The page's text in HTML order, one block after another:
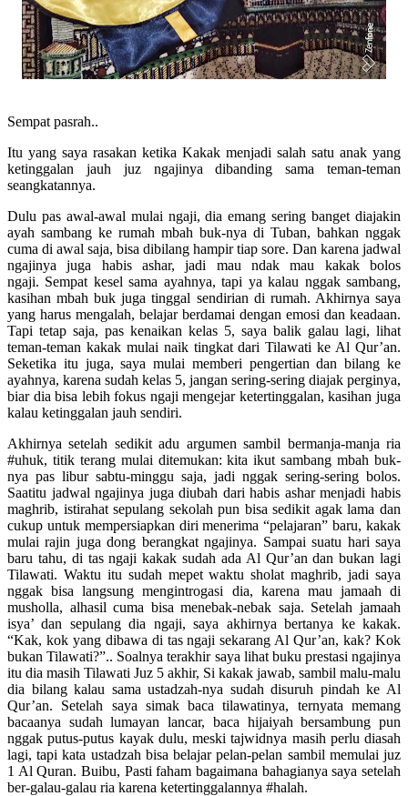
Sempat pasrah..
Itu yang saya rasakan ketika Kakak menjadi salah satu anak yang
ketinggalan jauh juz ngajinya dibanding sama teman-teman
seangkatannya.
Dulu pas awal-awal mulai ngaji, dia emang sering banget diajakin
ayah sambang ke rumah mbah buk-nya di Tuban, bahkan nggak
cuma di awal saja, bisa dibilang hampir tiap sore. Dan karena jadwal
ngajinya juga habis ashar, jadi mau ndak mau kakak bolos
ngaji. Sempat kesel sama ayahnya, tapi ya kalau nggak sambang,
kasihan mbah buk juga tinggal sendirian di rumah. Akhirnya saya
yang harus mengalah, belajar berdamai dengan emosi dan keadaan.
Tapi tetap saja, pas kenaikan kelas 5, saya balik galau lagi, lihat
teman-teman kakak mulai naik tingkat dari Tilawati ke Al Qur’an.
Seketika itu juga, saya mulai memberi pengertian dan bilang ke
ayahnya, karena sudah kelas 5, jangan sering-sering diajak perginya,
biar dia bisa lebih fokus ngaji mengejar ketertinggalan, kasihan juga
kalau ketinggalan jauh sendiri.
Akhirnya setelah sedikit adu argumen sambil bermanja-manja ria
#uhuk, titik terang mulai ditemukan: kita ikut sambang mbah buk-
nya pas libur sabtu-minggu saja, jadi nggak sering-sering bolos.
Saatitu jadwal ngajinya juga diubah dari habis ashar menjadi habis
maghrib, istirahat sepulang sekolah pun bisa sedikit agak lama dan
cukup untuk mempersiapkan diri menerima “pelajaran” baru, kakak
mulai rajin juga dong berangkat ngajinya. Sampai suatu hari saya
baru tahu, di tas ngaji kakak sudah ada Al Qur’an dan bukan lagi
Tilawati. Waktu itu sudah mepet waktu sholat maghrib, jadi saya
nggak bisa langsung mengintrogasi dia, karena mau jamaah di
musholla, alhasil cuma bisa menebak-nebak saja. Setelah jamaah
isya’ dan sepulang dia ngaji, saya akhirnya bertanya ke kakak.
“Kak, kok yang dibawa di tas ngaji sekarang Al Qur’an, kak? Kok
bukan Tilawati?”.. Soalnya terakhir saya lihat buku prestasi ngajinya
itu dia masih Tilawati Juz 5 akhir, Si kakak jawab, sambil malu-malu
dia bilang kalau sama ustadzah-nya sudah disuruh pindah ke Al
Qur’an. Setelah saya simak baca tilawatinya, ternyata memang
bacaanya sudah lumayan lancar, baca hijaiyah bersambung pun
nggak putus-putus kayak dulu, meski tajwidnya masih perlu diasah
lagi, tapi kata ustadzah bisa belajar pelan-pelan sambil memulai juz
1 Al Quran. Buibu, Pasti faham bagaimana bahagianya saya setelah
ber-galau-galau ria karena ketertinggalannya #halah.